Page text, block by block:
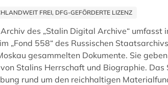
FREI, DFG-GEFÖRDERTE LIZENZ
des „Stalin Digital Archive“ umfasst
„Fond 558“ des Russischen
gesammelten Dokumente. Sie
Stalins Herrschaft und Biographie. Das
rund um den reichhaltigen